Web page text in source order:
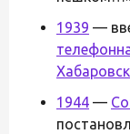
1939 —
Хабаровск
1944 —